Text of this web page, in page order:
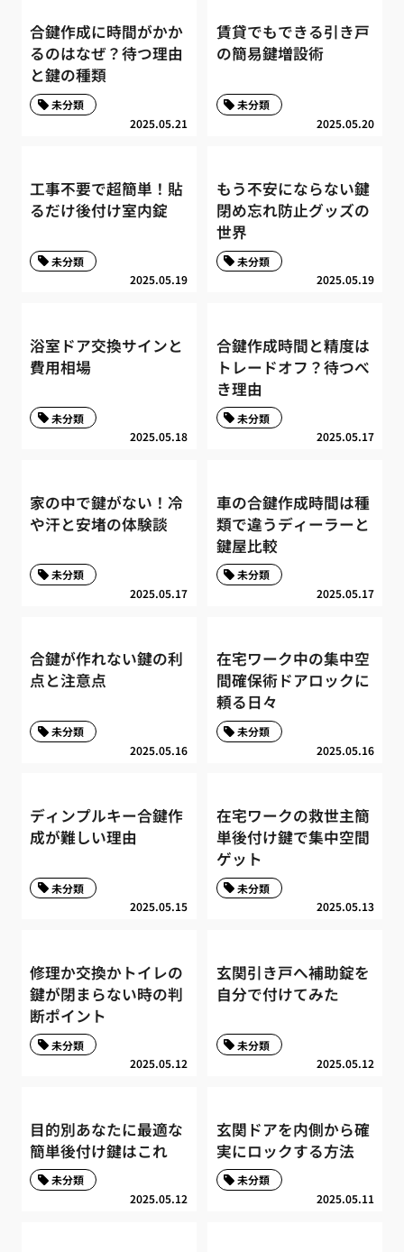
合鍵作成に時間がかか
るのはなぜ？待つ理由
と鍵の種類
2025.05.21
未分類
賃貸でもできる引き戸
の簡易鍵増設術
2025.05.20
未分類
工事不要で超簡単！貼
るだけ後付け室内錠
2025.05.19
未分類
もう不安にならない鍵
閉め忘れ防止グッズの
世界
2025.05.19
未分類
浴室ドア交換サインと
費用相場
2025.05.18
未分類
合鍵作成時間と精度は
トレードオフ？待つべ
き理由
2025.05.17
未分類
家の中で鍵がない！冷
や汗と安堵の体験談
2025.05.17
未分類
車の合鍵作成時間は種
類で違うディーラーと
鍵屋比較
2025.05.17
未分類
合鍵が作れない鍵の利
点と注意点
2025.05.16
未分類
在宅ワーク中の集中空
間確保術ドアロックに
頼る日々
2025.05.16
未分類
ディンプルキー合鍵作
成が難しい理由
2025.05.15
未分類
在宅ワークの救世主簡
単後付け鍵で集中空間
ゲット
2025.05.13
未分類
修理か交換かトイレの
鍵が閉まらない時の判
断ポイント
2025.05.12
未分類
玄関引き戸へ補助錠を
自分で付けてみた
2025.05.12
未分類
目的別あなたに最適な
簡単後付け鍵はこれ
2025.05.12
未分類
玄関ドアを内側から確
実にロックする方法
2025.05.11
未分類